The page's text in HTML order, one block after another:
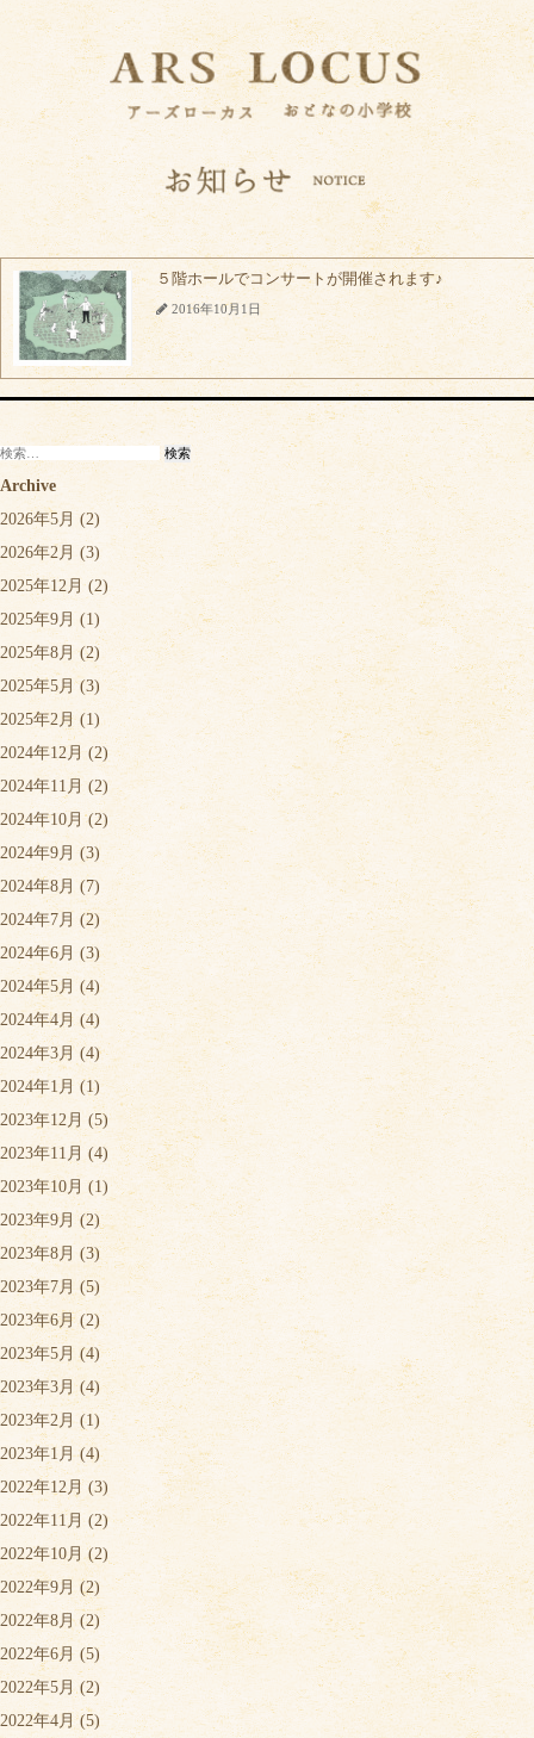
５階ホールでコンサートが開催されます♪
2016年10月1日
検
索:
Archive
2026年5月 (2)
2026年2月 (3)
2025年12月 (2)
2025年9月 (1)
2025年8月 (2)
2025年5月(3)
2025年2月(1)
2024年12月 (2)
2024年11月 (2)
2024年10月 (2)
2024年9月 (3)
2024年8月 (7)
2024年7月 (2)
2024年6月 (3)
2024年5月 (4)
2024年4月(4)
2024年3月 (4)
2024年1月 (1)
2023年12月 (5)
2023年11月 (4)
2023年10月 (1)
2023年9月 (2)
2023年8月 (3)
2023年7月 (5)
2023年6月(2)
2023年5月 (4)
2023年3月(4)
2023年2月 (1)
2023年1月(4)
2022年12月(3)
2022年11月 (2)
2022年10月 (2)
2022年9月 (2)
2022年8月(2)
2022年6月 (5)
2022年5月 (2)
2022年4月 (5)